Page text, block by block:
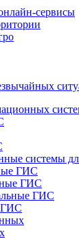
сервисы
системы
ГИС
ГИС
ГИС
ГИС